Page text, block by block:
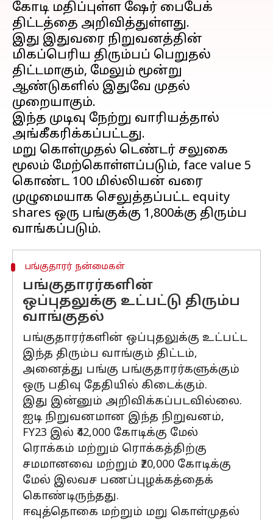
கோடி மதிப்புள்ள ஷேர் பைபேக்
திட்டத்தை அறிவித்துள்ளது.
இது இதுவரை நிறுவனத்தின்
மிகப்பெரிய திரும்பப் பெறுதல்
திட்டமாகும், மேலும் மூன்று
ஆண்டுகளில் இதுவே முதல்
முறையாகும்.
இந்த முடிவு நேற்று வாரியத்தால்
அங்கீகரிக்கப்பட்டது.
மறு கொள்முதல் டெண்டர் சலுகை
மூலம் மேற்கொள்ளப்படும், face value ₹5
கொண்ட 100 மில்லியன் வரை
முழுமையாக செலுத்தப்பட்ட equity
shares ஒரு பங்குக்கு ₹1,800க்கு திரும்ப
பங்குதாரர் நன்மைகள்
பங்குதாரர்களின்
ஒப்புதலுக்கு உட்பட்டு திரும்ப
வாங்குதல்
பங்குதாரர்களின் ஒப்புதலுக்கு உட்பட்ட
இந்த திரும்ப வாங்கும் திட்டம்,
அனைத்து பங்கு பங்குதாரர்களுக்கும்
ஒரு பதிவு தேதியில் கிடைக்கும்.
இது இன்னும் அறிவிக்கப்படவில்லை.
ஐடி நிறுவனமான இந்த நிறுவனம்,
FY23 இல் ₹42,000 கோடிக்கு மேல்
ரொக்கம் மற்றும் ரொக்கத்திற்கு
சமமானவை மற்றும் ₹20,000 கோடிக்கு
மேல் இலவச பணப்புழக்கத்தைக்
கொண்டிருந்தது.
ஈவுத்தொகை மற்றும் மறு கொள்முதல்